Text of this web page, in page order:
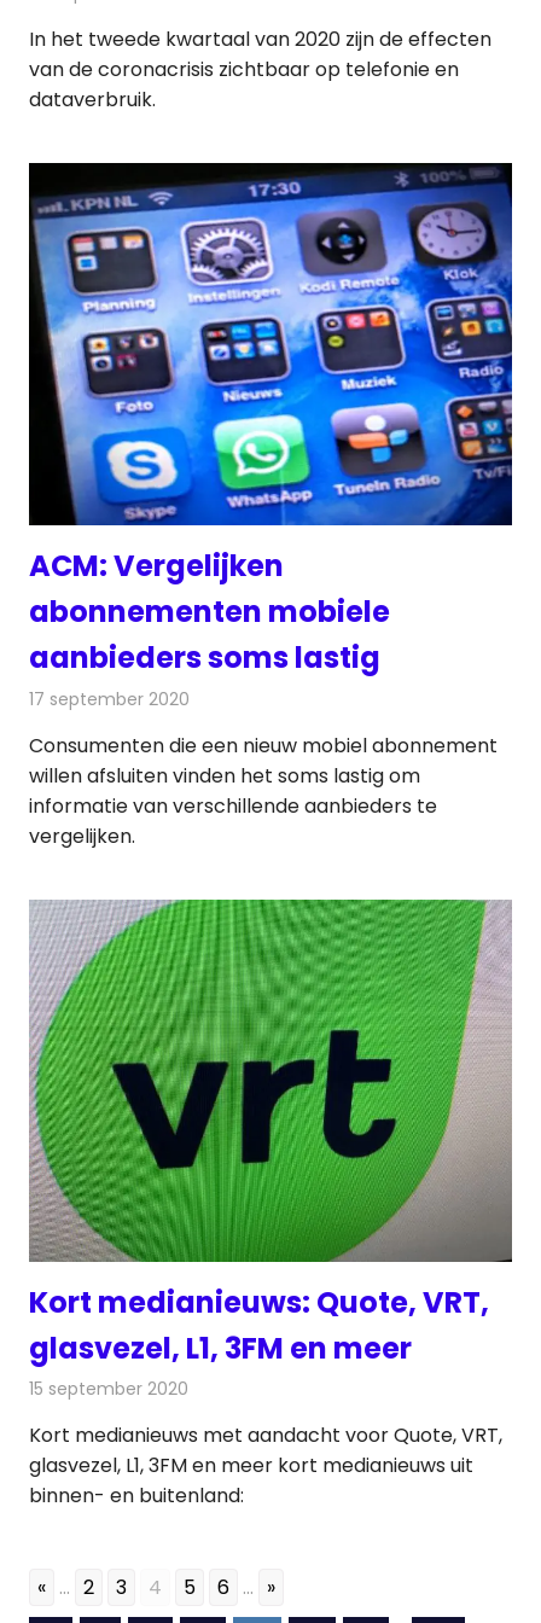
In het tweede kwartaal van 2020 zijn de effecten
van de coronacrisis zichtbaar op telefonie en
dataverbruik.
ACM: Vergelijken
abonnementen mobiele
aanbieders soms lastig
17 september 2020
Consumenten die een nieuw mobiel abonnement
willen afsluiten vinden het soms lastig om
informatie van verschillende aanbieders te
vergelijken.
Kort medianieuws: Quote, VRT,
glasvezel, L1, 3FM en meer
15 september 2020
Kort medianieuws met aandacht voor Quote, VRT,
glasvezel, L1, 3FM en meer kort medianieuws uit
binnen- en buitenland:
« ... 2 3 4 5 6 ... »